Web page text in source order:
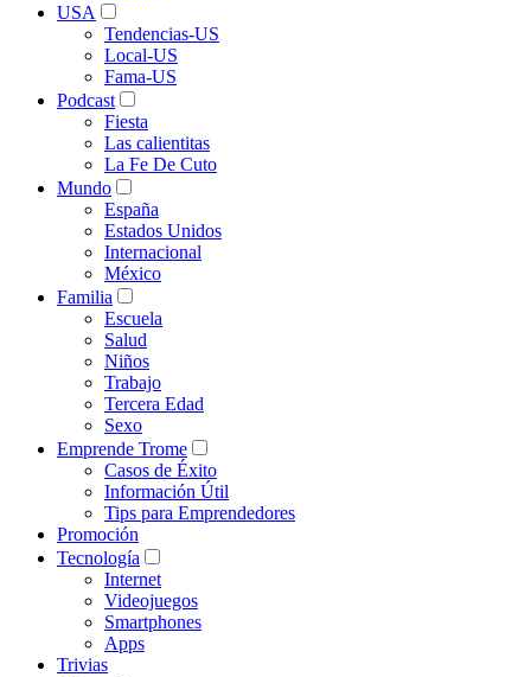
USA
Tendencias-US
Local-US
Fama-US
Podcast
Fiesta
Las calientitas
La Fe De Cuto
Mundo
España
Estados Unidos
Internacional
México
Familia
Escuela
Salud
Niños
Trabajo
Tercera Edad
Sexo
Emprende Trome
Casos de Éxito
Información Útil
Tips para Emprendedores
Promoción
Tecnología
Internet
Videojuegos
Smartphones
Apps
Trivias